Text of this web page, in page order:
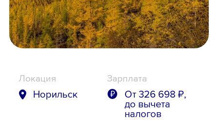
8 800 700-19-43
Локация
Норильск
Зарплата
От 326 698 ₽,
до вычета
налогов